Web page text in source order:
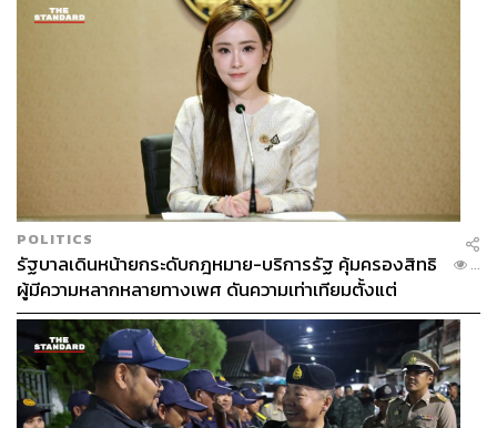
ส่วนอินเดียเฟอร์ฟอร์มค่อนข้างดี โควิดปีนี้ถือว่ามีการจัดการ
ค่อนข้างดี ทำให้ตัวเลขลดลงได้ค่อนข้างต่ำ และคาดว่า
อินเดียเองยังคงต้องรับมือกับโควิด อีกหนึ่งถึงสองระลอก
ใหญ่ๆ เพราะหากเปรียบเทียบดูแล้วโลกไม่มีใครโดนโควิดที่
ต่ำกว่า สี่ระลอก อย่างไทยเองก็ประมาณสามระลอกแล้ว
ขณะที่ยุโรปก็ประมาณห้าระลอก ซึ่งอินเดียถือว่ายังน้อยมาก
ดังนั้นเศรษฐกิจและตลาดหุ้นของอินเดียในช่วงที่ผ่านมา
สามารถทำ New High ได้ ในปี 2565 จึงมีความน่าสนใจ แต่ก็
ต้องระวังในเรื่องของโควิดด้วย
หากเทียบ 4 ประเทศปีนี้ เวียดนามกับอินเดียมีการเติบโตได้ดี
ในขณะที่ญี่ปุ่นก็ไม่ได้โดดเด่นมาก จีนค่อนข้างไม่คึกคักเท่าที่
ควร ซึ่งคาดว่าในปี 2565 หลายๆ ประเทศจะเติบโตแบบค่อย
เป็นค่อยไป และยังต้องจับตาโอมิครอนอีกด้วยว่า จะมีความ
รุนแรงมากแค่ไหน หลังจากที่ระบาดหนักไปทั่วยุโรปและ
สหรัฐฯ อีกครั้ง
POLITICS
รัฐบาลเดินหน้ายกระดับกฎหมาย-บริการรัฐ คุ้มครองสิทธิ
ผู้มีความหลากหลายทางเพศ ดันความเท่าเทียมตั้งแต่
หลักสูตรในห้องเรียนถึงที่ทำงาน
...